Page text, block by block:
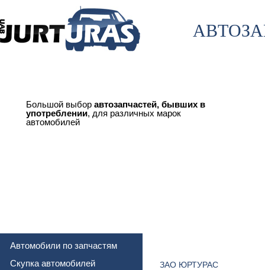
Большой выбор автозапчастей, бывших в
употреблении, для различных марок
автомобилей
Автомобили по запчастям
Скупка автомобилей
ЗАО ЮРТУРАС